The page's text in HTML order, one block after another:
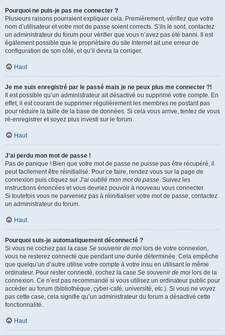
Pourquoi ne puis-je pas me connecter ?
Plusieurs raisons pourraient expliquer cela. Premièrement, vérifiez que votre
nom d’utilisateur et votre mot de passe soient corrects. S’ils le sont, contactez
un administrateur du forum pour vérifier que vous n’avez pas été banni. Il est
également possible que le propriétaire du site Internet ait une erreur de
configuration de son côté, et qu’il devra la corriger.
Haut
Je me suis enregistré par le passé mais je ne peux plus me connecter ?!
Il est possible qu’un administrateur ait désactivé ou supprimé votre compte. En
effet, il est courant de supprimer régulièrement les membres ne postant pas
pour réduire la taille de la base de données. Si cela vous arrive, tentez de vous
ré-enregistrer et soyez plus investi sur le forum.
Haut
J’ai perdu mon mot de passe !
Pas de panique ! Bien que votre mot de passe ne puisse pas être récupéré, il
peut facilement être réinitialisé. Pour ce faire, rendez vous sur la page de
connexion puis cliquez sur J’ai oublié mon mot de passe. Suivez les
instructions énoncées et vous devriez pouvoir à nouveau vous connecter.
Si toutefois vous ne parveniez pas à réinitialiser votre mot de passe, contactez
un administrateur du forum.
Haut
Pourquoi suis-je automatiquement déconnecté ?
Si vous ne cochez pas la case Se souvenir de moi lors de votre connexion,
vous ne resterez connecté que pendant une durée déterminée. Cela empêche
que quelqu’un d’autre utilise votre compte à votre insu en utilisant le même
ordinateur. Pour rester connecté, cochez la case Se souvenir de moi lors de la
connexion. Ce n’est pas recommandé si vous utilisez un ordinateur public pour
accéder au forum (bibliothèque, cyber-café, université, etc.). Si vous ne voyez
pas cette case, cela signifie qu’un administrateur du forum a désactivé cette
fonctionnalité.
Haut